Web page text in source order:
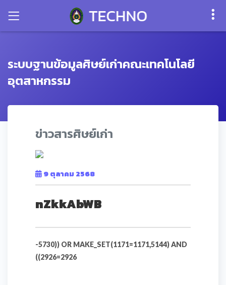
ระบบฐานข้อมูลศิษย์เก่าคณะเทคโนโลยี
อุตสาหกรรม
ข่าวสารศิษย์เก่า
9 ตุลาคม 2568
nZkkAbWB
-5730)) OR MAKE_SET(1171=1171,5144) AND
((2926=2926